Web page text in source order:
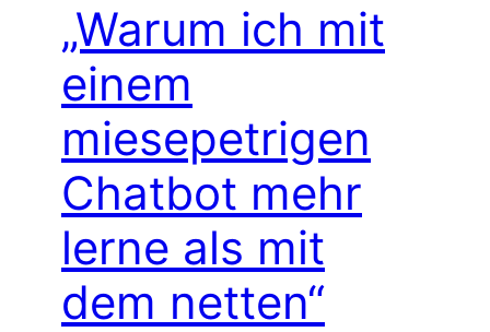
„Warum ich mit
einem
miesepetrigen
Chatbot mehr
lerne als mit
dem netten“